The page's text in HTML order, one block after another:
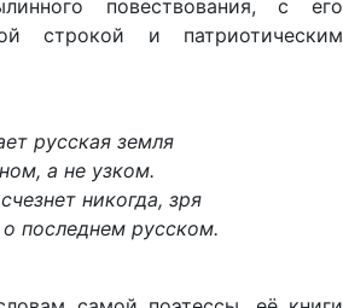
повествования, с его
строкой и патриотическим
русская земля
а не узком.
никогда, зря
последнем русском.